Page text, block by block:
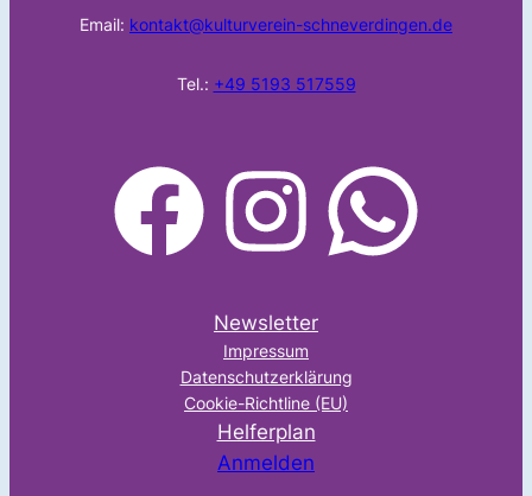
Email: kontakt@kulturverein-schneverdingen.de
Tel.: +49 5193 517559
facebook Instagram WhatsApp
Newsletter
Impressum
Datenschutzerklärung
Cookie-Richtline (EU)
Helferplan
Anmelden